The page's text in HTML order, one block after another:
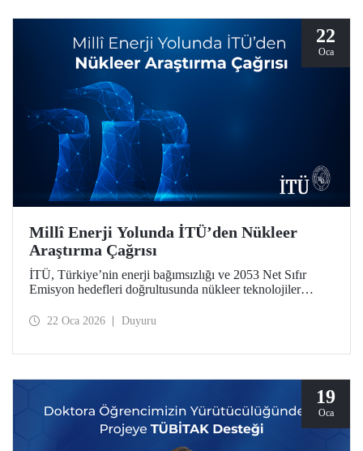
22
Oca
Millî Enerji Yolunda İTÜ’den Nükleer
Araştırma Çağrısı
İTÜ, Türkiye’nin enerji bağımsızlığı ve 2053 Net Sıfır
Emisyon hedefleri doğrultusunda nükleer teknolojiler
“2026 Yılı Nükleer Teknolojiler Alanında Platform
desteğiyle güçlendi.
22 Oca 2026 Duyuru
19
Oca